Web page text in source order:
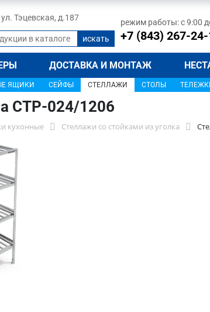
ул. Тэцевская, д.187 режим работы: с 9:00
+7 (843) 267-24-
ДОСТАВКА И МОНТАЖ
ЯЩИКИ СЕЙФЫ СТЕЛЛАЖИ СТОЛЫ
СТР-024/1206
кухонные Стеллажи со стойками из уголка